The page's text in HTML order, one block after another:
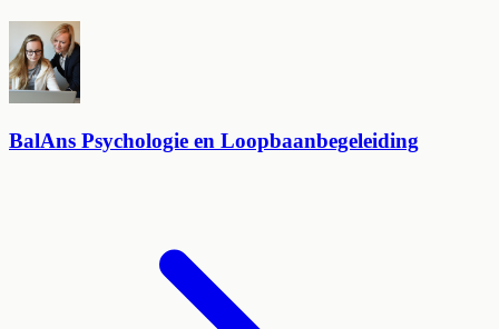
BalAns Psychologie en Loopbaanbegeleiding